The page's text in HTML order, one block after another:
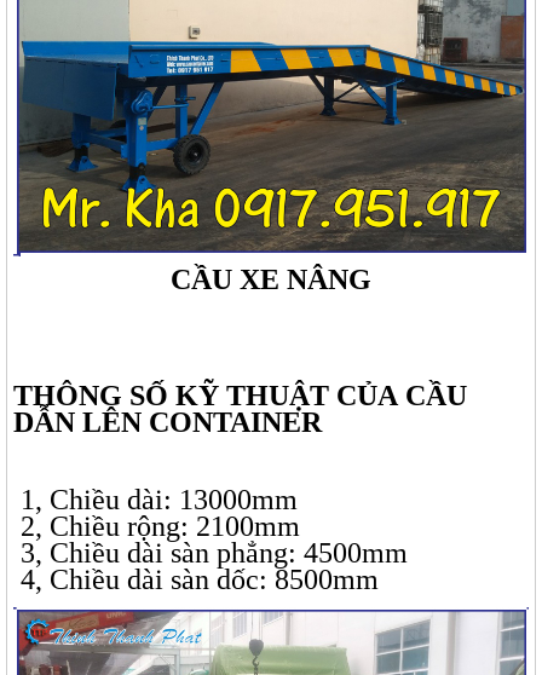
CẦU XE NÂNG
THÔNG SỐ KỸ THUẬT CỦA CẦU
DẪN LÊN CONTAINER
1, Chiều dài: 13000mm
2, Chiều rộng: 2100mm
3, Chiều dài sàn phẳng: 4500mm
4, Chiều dài sàn dốc: 8500mm